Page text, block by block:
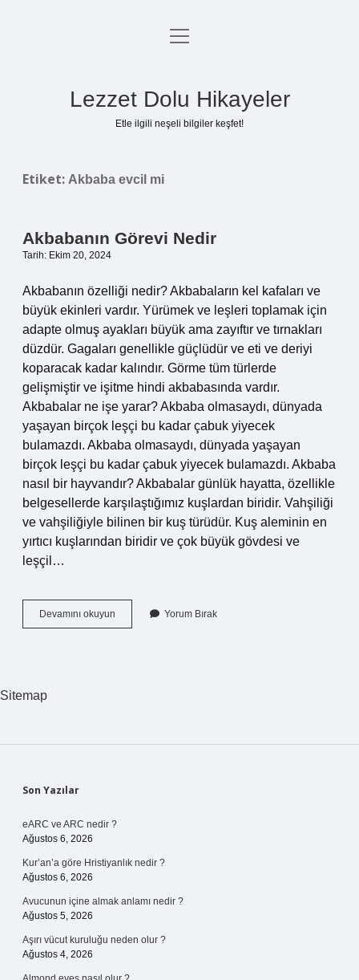
Anasayfa
menüyü
Lezzet Dolu Hikayeler
Etle ilgili neşeli bilgiler keşfet!
Etiket: Akbaba evcil mi
Akbabanın Görevi Nedir
Tarih: Ekim 20, 2024
Akbabanın özelliği nedir? Akbabaların kel kafaları ve
büyük ekinleri vardır. Yürümek ve leşleri toplamak için
adapte olmuş ayakları büyük ama zayıftır ve tırnakları
düzdür. Gagaları genellikle güçlüdür ve eti ve deriyi
koparacak kadar kalındır. Görme tüm türlerde
gelişmiştir ve işitme hindi akbabasında vardır.
Akbabalar ne işe yarar? Akbaba olmasaydı, dünyada
yaşayan birçok leşçi bu kadar çabuk yiyecek
bulamazdı. Akbaba olmasaydı, dünyada yaşayan
birçok leşçi bu kadar çabuk yiyecek bulamazdı. Akbaba
nasıl bir hayvandır? Akbabalar günlük hayatta, özellikle
belgesellerde karşılaştığımız kuşlardan biridir. Vahşiliği
ve vahşiliğiyle bilinen bir kuş türüdür. Kuş aleminin en
yırtıcı kuşlarından biridir ve çok büyük gövdesi ve
leşçil…
Devamını okuyun Akbabanın
Görevi
Yorum Bırak
Sitemap
Sidebar
Son Yazılar
eARC ve ARC nedir ?
Ağustos 6, 2026
Kur’an’a göre Hristiyanlık nedir ?
Ağustos 6, 2026
Avucunun içine almak anlamı nedir ?
Ağustos 5, 2026
Aşırı vücut kuruluğu neden olur ?
Ağustos 4, 2026